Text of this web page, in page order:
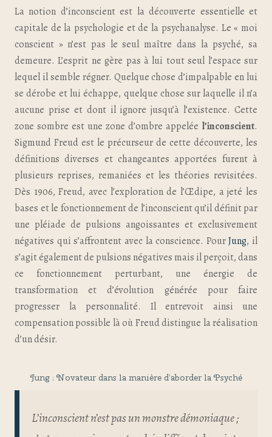
La notion d’inconscient est la découverte essentielle et
capitale de la psychologie et de la psychanalyse. Le « moi
conscient » n’est pas le seul maître dans la psyché, sa
demeure. L’esprit ne gère pas à lui tout seul l’espace sur
lequel il semble régner. Quelque chose d’impalpable en lui
se dérobe et lui échappe, quelque chose sur laquelle il n’a
aucune prise et dont il ignore jusqu’à l’existence. Cette
zone sombre est une zone d’ombre appelée l’inconscient.
Sigmund Freud est le précurseur de cette découverte, les
définitions diverses et changeantes apportées furent à
plusieurs reprises, remaniées et les théories revisitées.
Dès 1906, Freud, avec l’exploration de l’Œdipe, a jeté les
bases et le fonctionnement de l’inconscient qu’il définit par
une pléiade de pulsions angoissantes et exclusivement
négatives qui s’affrontent avec la conscience. PourJung, il
s’agit également de pulsions négatives mais il perçoit, dans
ce fonctionnement perturbant, une énergie de
transformation et d’évolution générée pour faire
progresser la personnalité. Il entrevoit ainsi une
compensation possible là où Freud distingue la réalisation
d’un désir.
Jung : Novateur dans la manière d’aborder la Psyché
L’inconscient n’est pas un monstre démoniaque ;